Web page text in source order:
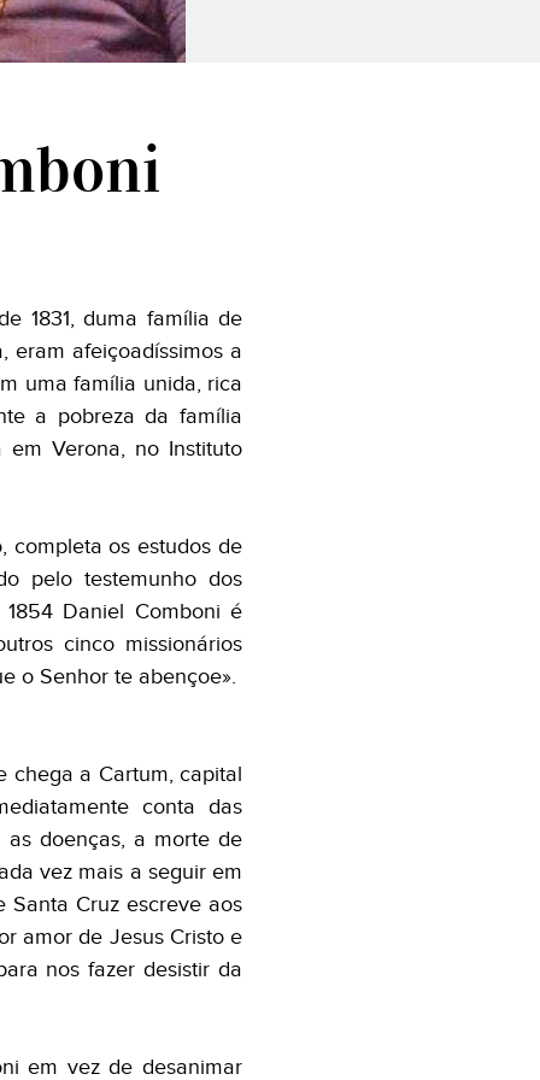
1831, duma família de
eram afeiçoadíssimos a
uma família unida, rica
a pobreza da família
Verona, no Instituto
completa os estudos de
pelo testemunho dos
Daniel Comboni é
cinco missionários
o Senhor te abençoe».
chega a Cartum, capital
conta das
doenças, a morte de
vez mais a seguir em
Cruz escreve aos
amor de Jesus Cristo e
nos fazer desistir da
em vez de desanimar